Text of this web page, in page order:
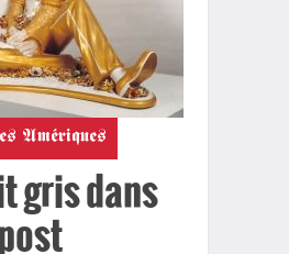
Amériques
gris dans